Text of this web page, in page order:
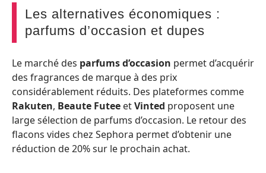
Les alternatives économiques :
parfums d’occasion et dupes
Le marché des parfums d’occasion permet d’acquérir
des fragrances de marque à des prix
considérablement réduits. Des plateformes comme
Rakuten, Beaute Futee etVinted proposent une
large sélection de parfums d’occasion. Le retour des
flacons vides chez Sephora permet d’obtenir une
réduction de 20% sur le prochain achat.